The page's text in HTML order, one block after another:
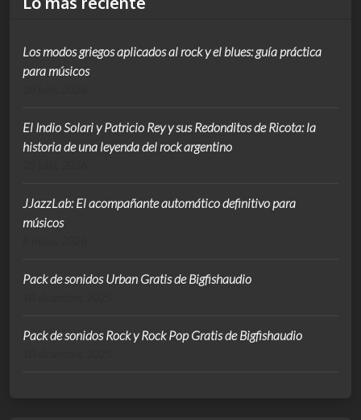
Los modos griegos aplicados al rock y el blues: guía práctica
para músicos
El Indio Solari y Patricio Rey y sus Redonditos de Ricota: la
historia de una leyenda del rock argentino
JJazzLab: El acompañante automático definitivo para
músicos
Pack de sonidos Urban Gratis de Bigfishaudio
Pack de sonidos Rock y Rock Pop Gratis de Bigfishaudio